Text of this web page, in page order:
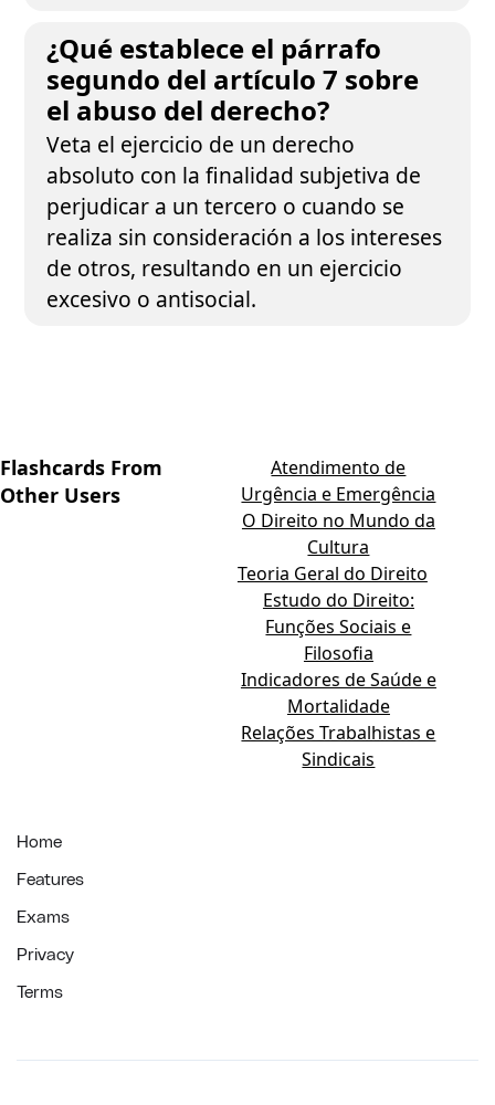
¿Qué establece el párrafo
segundo del artículo 7 sobre
el abuso del derecho?
Veta el ejercicio de un derecho
absoluto con la finalidad subjetiva de
perjudicar a un tercero o cuando se
realiza sin consideración a los intereses
de otros, resultando en un ejercicio
excesivo o antisocial.
Flashcards From
Other Users
Atendimento de
Urgência e Emergência
O Direito no Mundo da
Cultura
Teoria Geral do Direito
Estudo do Direito:
Funções Sociais e
Filosofia
Indicadores de Saúde e
Mortalidade
Relações Trabalhistas e
Sindicais
Home
Features
Exams
Privacy
Terms